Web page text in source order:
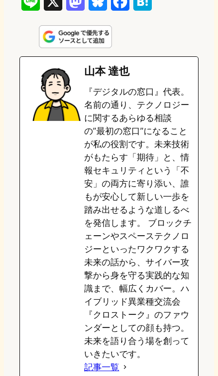
n
e
s
t
o
o
n
u
e
s
k
e
b
o
o
k
e
a
山本 達也
『デジタルの窓口』代表。
名前の通り、テクノロジー
に関するあらゆる相談
の”最初の窓口”になること
が私の役割です。未来技術
がもたらす「期待」と、情
報セキュリティという「不
安」の両方に寄り添い、誰
もが安心して新しい一歩を
踏み出せるような道しるべ
を発信します。 ブロックチ
ェーンやスペーステクノロ
ジーといったワクワクする
未来の話から、サイバー攻
撃から身を守る実践的な知
識まで、幅広くカバー。ハ
イブリッド異業種交流会
『クロストーク』のファウ
ンダーとしての顔も持つ。
未来を語り合う場を創って
いきたいです。
記事一覧